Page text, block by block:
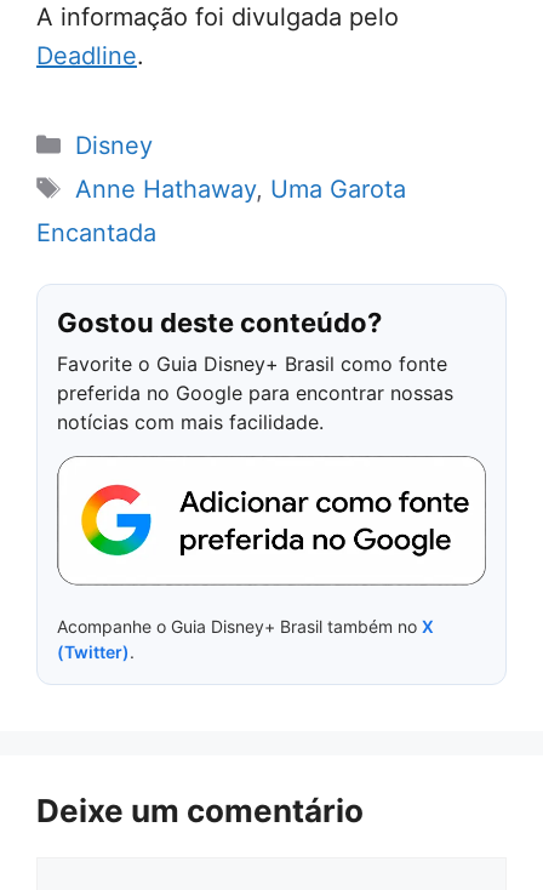
A informação foi divulgada pelo
Deadline.
Categorias
Disney
Tags
Anne Hathaway, Uma Garota
Encantada
Gostou deste conteúdo?
Favorite o Guia Disney+ Brasil como fonte
preferida no Google para encontrar nossas
notícias com mais facilidade.
Acompanhe o Guia Disney+ Brasil também no X
(Twitter).
Deixe um comentário